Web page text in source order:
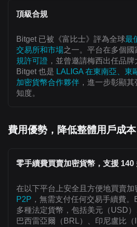
頂級合規
Bitget 已被《富比士》評為全球最
交易所和市場之一。平台在多個
規許可證 ，並曾邀請梅西出任品牌
Bitget 也是 LALIGA 在東南亞、東
加密貨幣合作夥伴 ，進一步彰顯
知度。
費用優勢，降低整體用戶成本
零手續費買賣加密貨幣，支援 140
在以下平台上安全且方便地買賣加
P2P ，無需支付任何交易手續費
多種法定貨幣，包括美元（USD）
巴西雷亞爾（BRL）、印尼盧比